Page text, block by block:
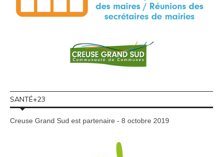
SANTÉ+23
Creuse Grand Sud est partenaire - 8 octobre 2019